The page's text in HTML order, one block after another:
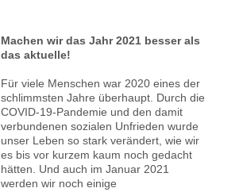
Machen wir das Jahr 2021 besser als
das aktuelle!
Für viele Menschen war 2020 eines der
schlimmsten Jahre überhaupt. Durch die
COVID-19-Pandemie und den damit
verbundenen sozialen Unfrieden wurde
unser Leben so stark verändert, wie wir
es bis vor kurzem kaum noch gedacht
hätten. Und auch im Januar 2021
werden wir noch einige